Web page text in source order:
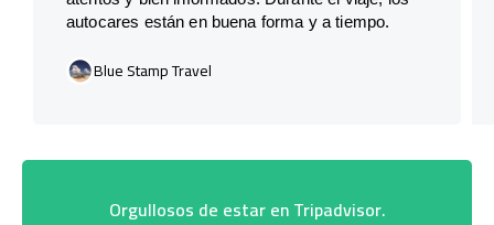
autocares están en buena forma y a tiempo.
Blue Stamp Travel
Orgullosos de estar en Tripadvisor.